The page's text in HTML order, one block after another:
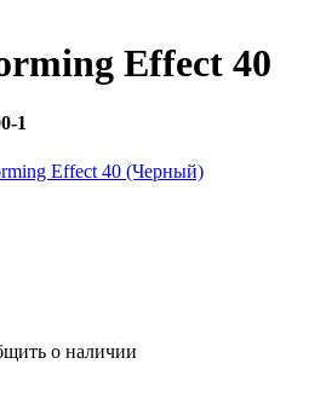
Effect 40
1
о наличии